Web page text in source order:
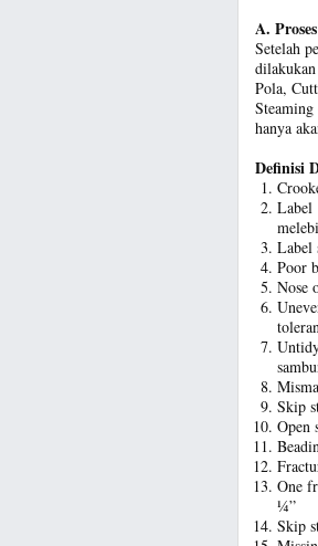
A.
Setelah
Pola,
hanya
Definisi
Label
Label
Poor
Nose
Skip
Open
One
¼”
Skip